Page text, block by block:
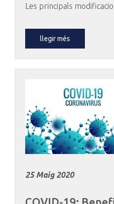
Les principals
llegir més
25 Maig 2020